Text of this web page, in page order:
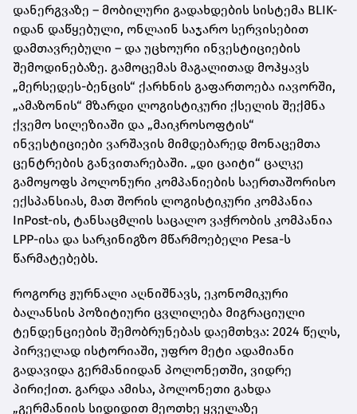
დანერგვაზე – მობილური გადახდების სისტემა BLIK-
იდან დაწყებული, ონლაინ საჯარო სერვისებით
დამთავრებული – და უცხოური ინვესტიციების
შემოდინებაზე. გამოცემას მაგალითად მოჰყავს
„მერსედეს-ბენცის“ ქარხნის გაფართოება იავორში,
„ამაზონის“ მზარდი ლოგისტიკური ქსელის შექმნა
ქვემო სილეზიაში და „მაიკროსოფტის“
ინვესტიციები ვარშავის მიმდებარედ მონაცემთა
ცენტრების განვითარებაში. „დი ცაიტი“ ცალკე
გამოყოფს პოლონური კომპანიების საერთაშორისო
ექსპანსიას, მათ შორის ლოგისტიკური კომპანია
InPost-ის, ტანსაცმლის საცალო ვაჭრობის კომპანია
LPP-ისა და სარკინიგზო მწარმოებელი Pesa-ს
წარმატებებს.
როგორც ჟურნალი აღნიშნავს, ეკონომიკური
ბალანსის პოზიტიური ცვლილება მიგრაციული
ტენდენციების შემობრუნებას დაემთხვა: 2024 წელს,
პირველად ისტორიაში, უფრო მეტი ადამიანი
გადავიდა გერმანიიდან პოლონეთში, ვიდრე
პირიქით. გარდა ამისა, პოლონეთი გახდა
„გერმანიის სიდიდით მეოთხე ყველაზე